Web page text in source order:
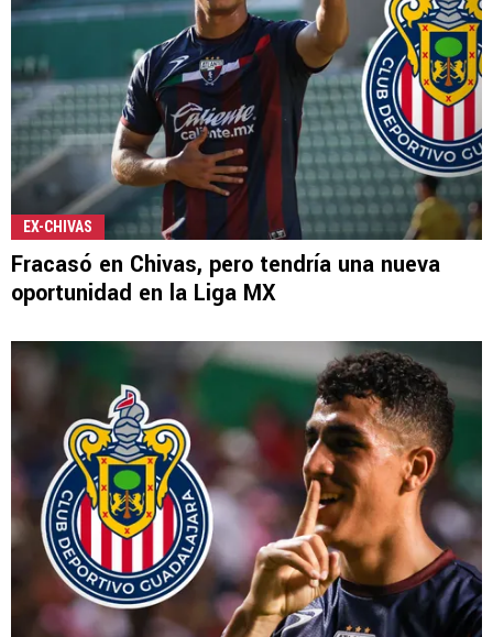
EX-CHIVAS
Fracasó en Chivas, pero tendría una nueva
oportunidad en la Liga MX